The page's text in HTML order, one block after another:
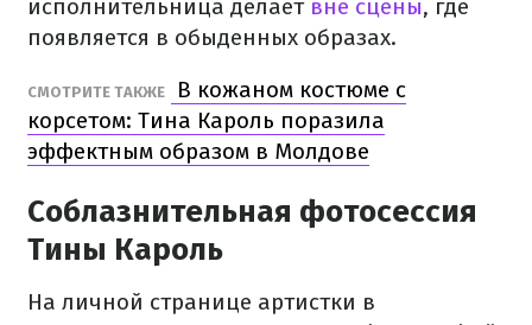
исполнительница делаетвне сцены, где
появляется в обыденных образах.
СМОТРИТЕ ТАКЖЕ
В кожаном костюме с
корсетом: Тина Кароль поразила
эффектным образом в Молдове
Соблазнительная фотосессия
Тины Кароль
На личной странице артистки в